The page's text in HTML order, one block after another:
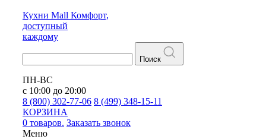
Кухни Mall Комфорт,
доступный
каждому
Поиск
ПН-ВС
с 10:00 до 20:00
8 (800) 302-77-06 8 (499) 348-15-11
КОРЗИНА
0 товаров. Заказать звонок
Меню